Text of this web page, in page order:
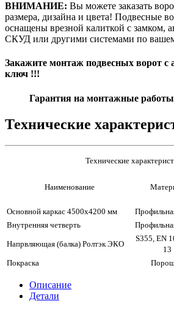
ВНИМАНИЕ: Вы можете заказать
размера, дизайна и цвета! Подвесные
оснащены врезной калиткой с замком,
СКУД или другими системами по
Закажите монтаж подвесных ворот с
ключ !!!
Гарантия на монтажные работы
Технические
Технические
Наименование
Основной каркас 4500х4200 мм
Внутренняя четверть
Напрвляющая (балка) Ролтэк ЭКО
S355, EN
13
Покраска
Описание
Детали